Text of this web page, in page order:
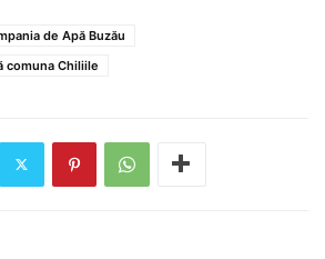
de Apă Buzău
comuna Chiliile